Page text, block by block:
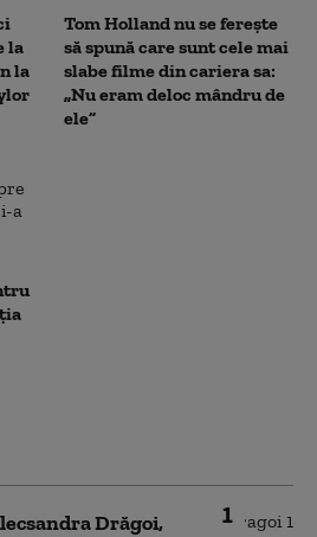
la
la
Tom Holland nu se ferește
să spună care sunt cele mai
slabe filme din cariera sa:
„Nu eram deloc mândru de
ele”
1
Drăgoi,